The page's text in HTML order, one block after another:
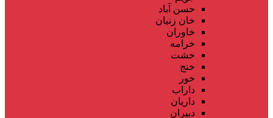
حسن آباد
خان زنیان
خاوران
خرامه
خشت
خنج
خور
داراب
داریان
دبیران